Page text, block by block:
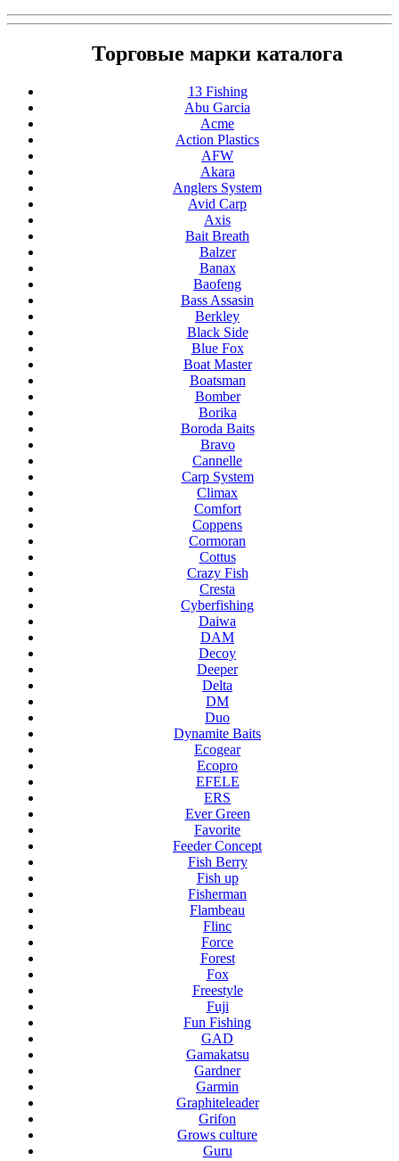
Торговые марки каталога
13 Fishing
Abu Garcia
Acme
Action Plastics
AFW
Akara
Anglers System
Avid Carp
Axis
Bait Breath
Balzer
Banax
Baofeng
Bass Assasin
Berkley
Black Side
Blue Fox
Boat Master
Boatsman
Bomber
Borika
Boroda Baits
Bravo
Cannelle
Carp System
Climax
Comfort
Coppens
Cormoran
Cottus
Crazy Fish
Cresta
Cyberfishing
Daiwa
DAM
Decoy
Deeper
Delta
DM
Duo
Dynamite Baits
Ecogear
Ecopro
EFELE
ERS
Ever Green
Favorite
Feeder Concept
Fish Berry
Fish up
Fisherman
Flambeau
Flinc
Force
Forest
Fox
Freestyle
Fuji
Fun Fishing
GAD
Gamakatsu
Gardner
Garmin
Graphiteleader
Grifon
Grows culture
Guru